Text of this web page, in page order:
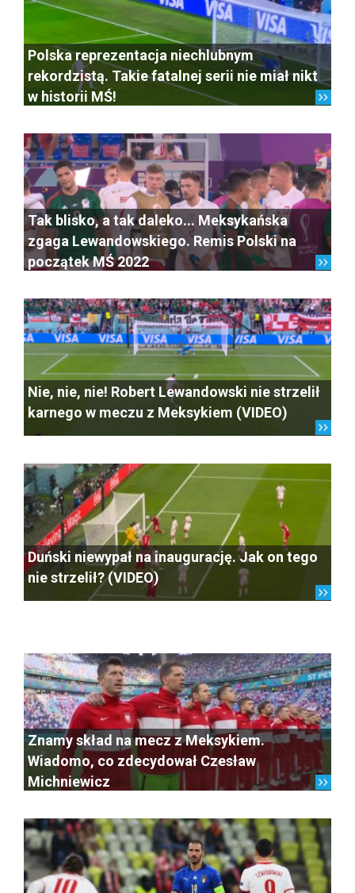
Polska reprezentacja niechlubnym
rekordzistą. Takie fatalnej serii nie miał nikt
w historii MŚ!
Tak blisko, a tak daleko... Meksykańska
zgaga Lewandowskiego. Remis Polski na
początek MŚ 2022
Nie, nie, nie! Robert Lewandowski nie strzelił
karnego w meczu z Meksykiem (VIDEO)
Duński niewypał na inaugurację. Jak on tego
nie strzelił? (VIDEO)
Znamy skład na mecz z Meksykiem.
Wiadomo, co zdecydował Czesław
Michniewicz